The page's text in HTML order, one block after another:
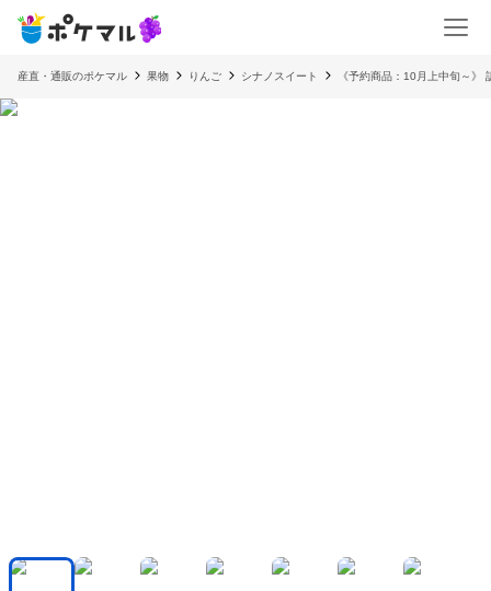
産直・通販のポケマル 果物 りんご シナノスイート 《予約商品：10月上中旬～